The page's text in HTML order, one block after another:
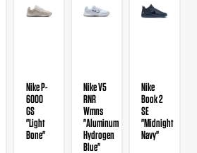
Nike P-
6000
GS
"Light
Bone"
Nike V5
RNR
Wmns
"Aluminum
Hydrogen
Blue"
Nike
Book 2
SE
"Midnight
Navy"